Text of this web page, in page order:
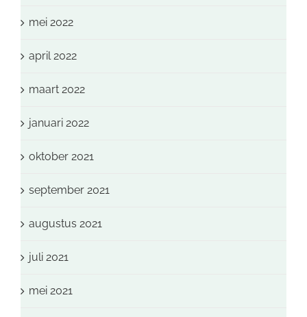
mei 2022
april 2022
maart 2022
januari 2022
oktober 2021
september 2021
augustus 2021
juli 2021
mei 2021